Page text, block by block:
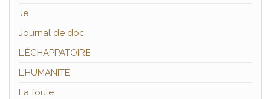
Je
Journal de doc
L'ÉCHAPPATOIRE
L'HUMANITÉ
La foule